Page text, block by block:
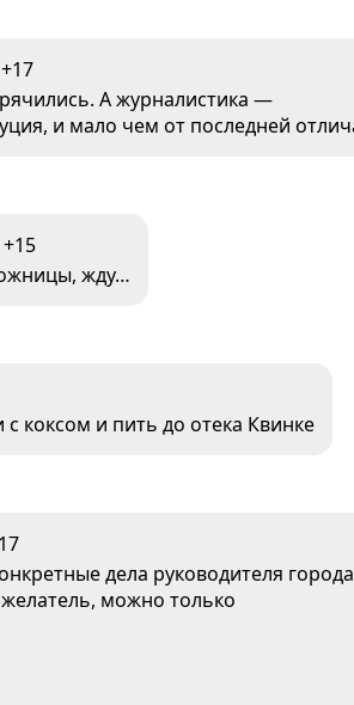
+17
А журналистика —
и мало чем от последней
+15
жду…
коксом и пить до отека Квинке
дела руководителя
можно только